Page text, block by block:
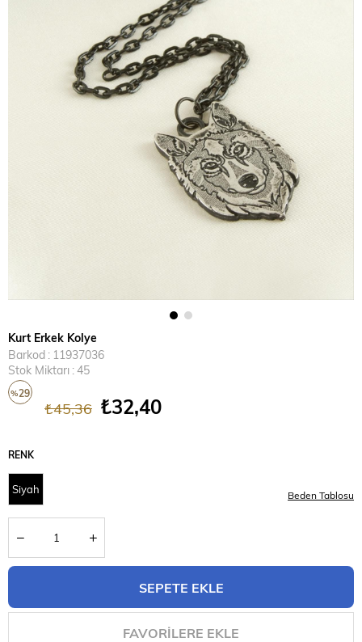
Kurt Erkek Kolye
Barkod : 11937036
Stok Miktarı :45
%29
₺45,36 ₺32,40
RENK
Siyah Beden Tablosu
FAVORILERE EKLE